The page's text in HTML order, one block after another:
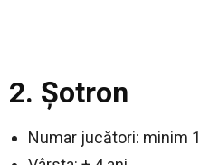
2. Şotron
Numar jucători: minim 1